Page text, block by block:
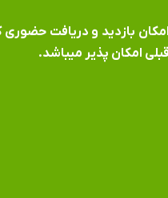
بازدید و دریافت حضوری
امکان پذیر میباشد.